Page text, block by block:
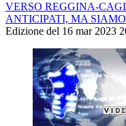
VERSO REGGINA-
ANTICIPATI, MA
Edizione del 16 mar 2023